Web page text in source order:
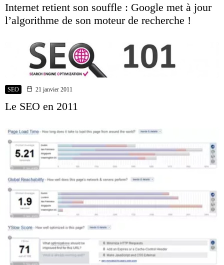
Internet retient son souffle : Google met à jour
l’algorithme de son moteur de recherche !
SEO 21 janvier 2011
Le SEO en 2011